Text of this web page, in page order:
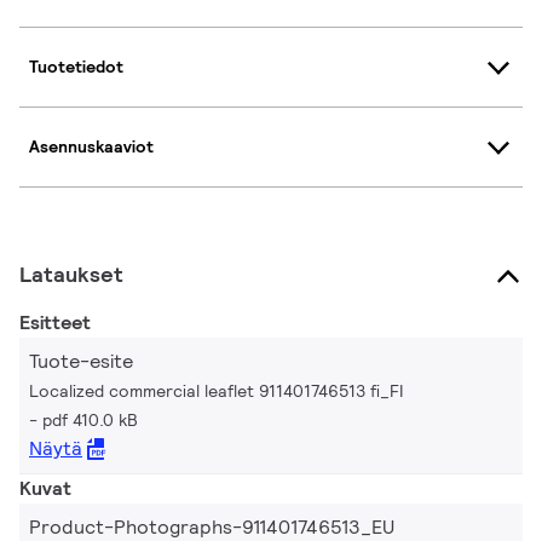
Tuotetiedot
Asennuskaaviot
Lataukset
Esitteet
Tuote-esite
Localized commercial leaflet 911401746513 fi_FI
pdf 410.0 kB
Näytä
Kuvat
Product-Photographs-911401746513_EU